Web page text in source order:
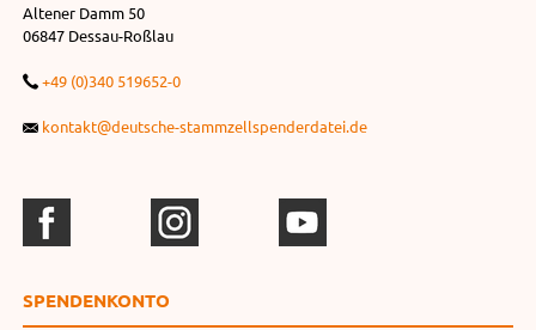
Altener Damm 50
06847 Dessau-Roßlau
+49 (0)340 519652-0
kontakt@deutsche-stammzellspenderdatei.de
SPENDEN­KONTO